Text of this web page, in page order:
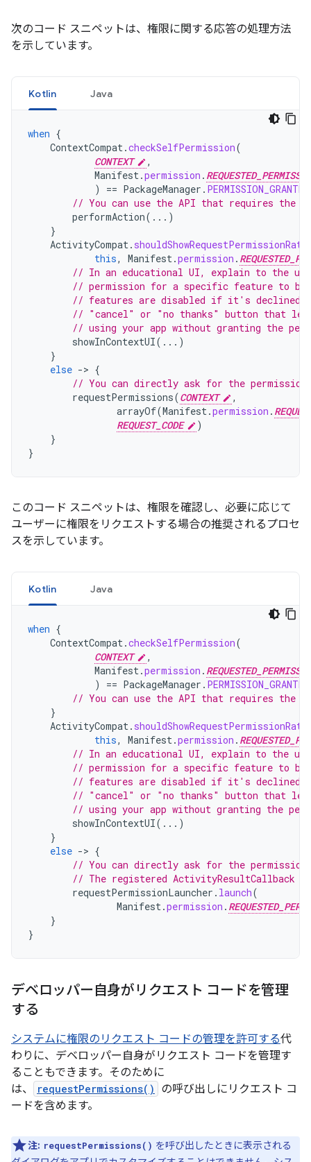
次のコード スニペットは、権限に関する応答の処理方法
を示しています。
Kotlin Java
when {
ContextCompat.checkSelfPermission(
CONTEXT
,
Manifest.permission .
)
== PackageManager . PERMISSION_GRANTED
// You can use the API that requires the
performAction(...)
}
ActivityCompat.
this, Manifest.permission .
// In an educational UI, explain to the
// permission for a specific feature to
// features are disabled if it's
// "cancel" or "no thanks" button that
// using your app without granting the
showInContextUI(...)
}
else -> {
// You can directly ask for the
requestPermissions(CONTEXT
,
arrayOf(Manifest.permission .
REQUEST_CODE
)
}
}
このコード スニペットは、権限を確認し、必要に応じて
ユーザーに権限をリクエストする場合の推奨されるプロセ
スを示しています。
Kotlin Java
when {
ContextCompat.checkSelfPermission(
CONTEXT
,
Manifest.permission .
)
== PackageManager . PERMISSION_GRANTED
// You can use the API that requires the
}
ActivityCompat.
this, Manifest.permission .
// In an educational UI, explain to the
// permission for a specific feature to
// features are disabled if it's
// "cancel" or "no thanks" button that
// using your app without granting the
showInContextUI(...)
}
else -> {
// You can directly ask for the
// The registered ActivityResultCallback
requestPermissionLauncher . launch(
Manifest.permission .
}
}
デベロッパー自身がリクエスト コードを管理
する
システムに権限のリクエスト コードの管理を許可する代
わりに、デベロッパー自身がリクエスト コードを管理す
ることもできます。そのために
は、
requestPermissions()
の呼び出しにリクエスト コ
ードを含めます。
注: requestPermissions() を呼び出したときに表示される